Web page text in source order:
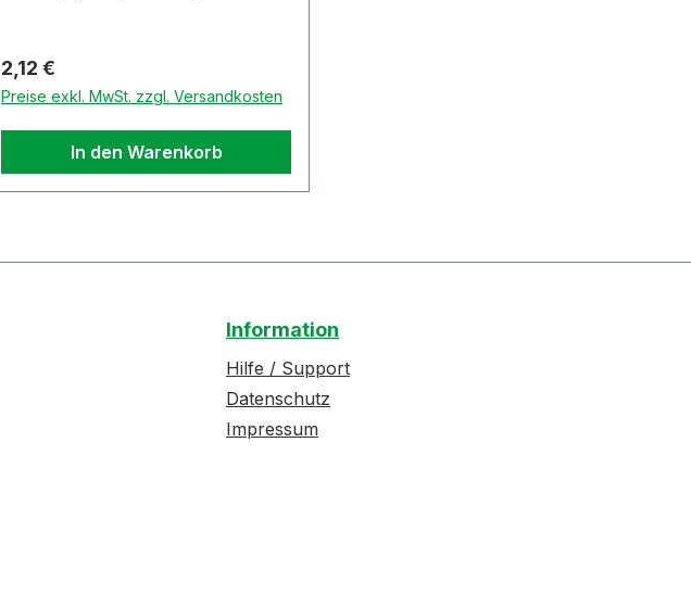
Regulärer Preis:
2,12 €
Preise exkl. MwSt. zzgl. Versandkosten
In den Warenkorb
Information
Hilfe / Support
Datenschutz
Impressum